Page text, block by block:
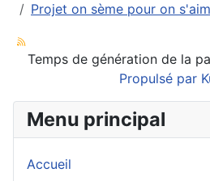
Projet on sème pour on
Temps de génération de la
Propulsé par
Menu principal
Accueil